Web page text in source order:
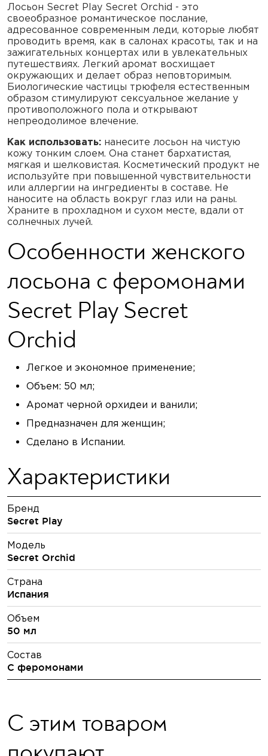
Лосьон Secret Play Secret Orchid - это
своеобразное романтическое послание,
адресованное современным леди, которые любят
проводить время, как в салонах красоты, так и на
зажигательных концертах или в увлекательных
путешествиях. Легкий аромат восхищает
окружающих и делает образ неповторимым.
Биологические частицы трюфеля естественным
образом стимулируют сексуальное желание у
противоположного пола и открывают
непреодолимое влечение.
Как использовать: нанесите лосьон на чистую
кожу тонким слоем. Она станет бархатистая,
мягкая и шелковистая. Косметический продукт не
используйте при повышенной чувствительности
или аллергии на ингредиенты в составе. Не
наносите на область вокруг глаз или на раны.
Храните в прохладном и сухом месте, вдали от
солнечных лучей.
Особенности женского
лосьона с феромонами
Secret Play Secret
Orchid
Легкое и экономное применение;
Объем: 50 мл;
Аромат черной орхидеи и ванили;
Предназначен для женщин;
Сделано в Испании.
Характеристики
Бренд
Secret Play
Модель
Secret Orchid
Страна
Испания
Объем
50 мл
Состав
С феромонами
С этим товаром